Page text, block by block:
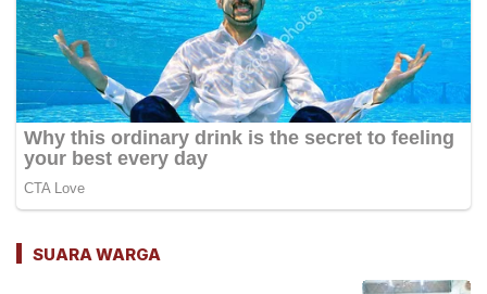
SUARA WARGA